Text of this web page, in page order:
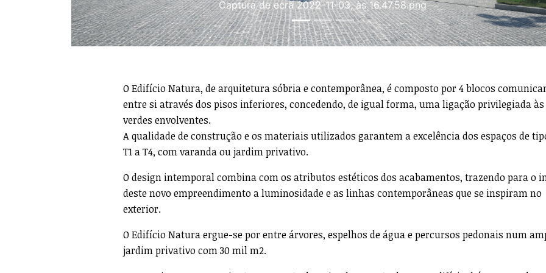
Captura de ecrã 2022-11-03, às 16.47.58.png
O Edifício Natura, de arquitetura sóbria e contemporânea, é composto por 4 blocos
entre si através dos pisos inferiores, concedendo, de igual forma, uma ligação privilegiada às
verdes envolventes.
A qualidade de construção e os materiais utilizados garantem a excelência dos espaços de
T1 a T4, com varanda ou jardim privativo.
O design intemporal combina com os atributos estéticos dos acabamentos, trazendo para o
deste novo empreendimento a luminosidade e as linhas contemporâneas que se inspiram no
exterior.
O Edifício Natura ergue-se por entre árvores, espelhos de água e percursos pedonais num
jardim privativo com 30 mil m2.